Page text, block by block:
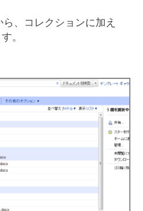
、コレクションに加え
。